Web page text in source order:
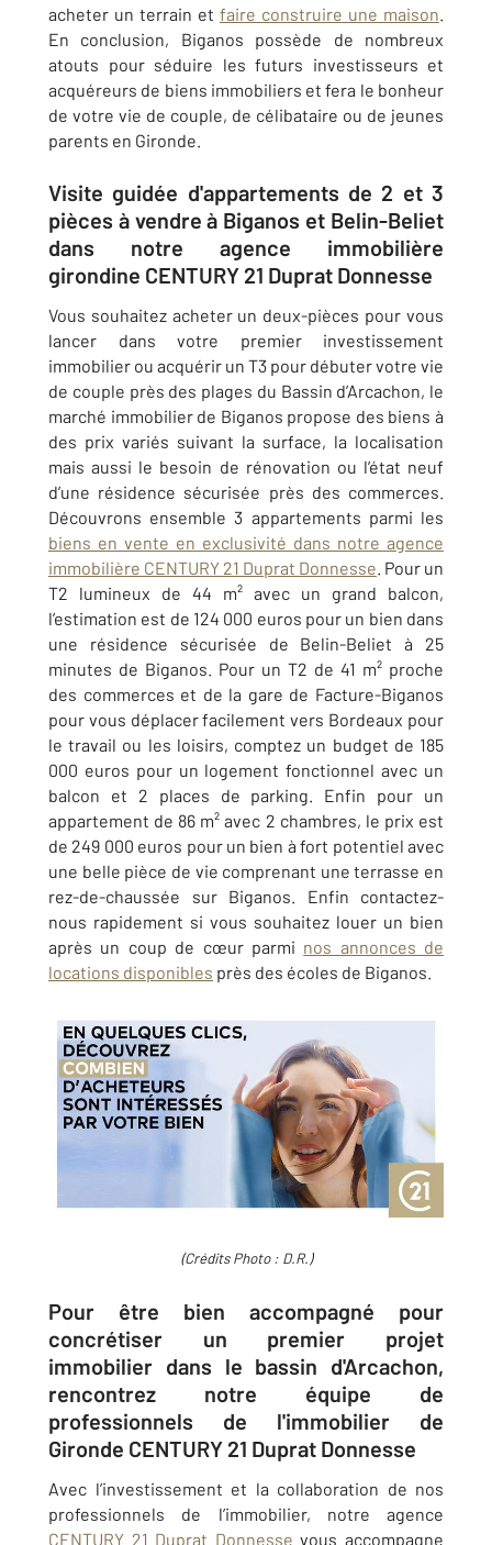
acheter un terrain et faire construire une maison.
En conclusion, Biganos possède de nombreux
atouts pour séduire les futurs investisseurs et
acquéreurs de biens immobiliers et fera le bonheur
de votre vie de couple, de célibataire ou de jeunes
parents en Gironde.
Visite guidée d'appartements de 2 et 3
pièces à vendre à Biganos et Belin-Beliet
dans notre agence immobilière
girondine CENTURY 21 Duprat Donnesse
Vous souhaitez acheter un deux-pièces pour vous
lancer dans votre premier investissement
immobilier ou acquérir un T3 pour débuter votre vie
de couple près des plages du Bassin d’Arcachon, le
marché immobilier de Biganos propose des biens à
des prix variés suivant la surface, la localisation
mais aussi le besoin de rénovation ou l’état neuf
d’une résidence sécurisée près des commerces.
Découvrons ensemble 3 appartements parmi les
biens en vente en exclusivité dans notre agence
immobilière CENTURY 21 Duprat Donnesse. Pour un
T2 lumineux de 44 m² avec un grand balcon,
l’estimation est de 124 000 euros pour un bien dans
une résidence sécurisée de Belin-Beliet à 25
minutes de Biganos. Pour un T2 de 41 m² proche
des commerces et de la gare de Facture-Biganos
pour vous déplacer facilement vers Bordeaux pour
le travail ou les loisirs, comptez un budget de 185
000 euros pour un logement fonctionnel avec un
balcon et 2 places de parking. Enfin pour un
appartement de 86 m² avec 2 chambres, le prix est
de 249 000 euros pour un bien à fort potentiel avec
une belle pièce de vie comprenant une terrasse en
rez-de-chaussée sur Biganos. Enfin contactez-
nous rapidement si vous souhaitez louer un bien
après un coup de cœur parmi nos annonces de
locations disponibles près des écoles de Biganos.
(Crédits Photo : D.R.)
Pour être bien accompagné pour
concrétiser un premier projet
immobilier dans le bassin d'Arcachon,
rencontrez notre équipe de
professionnels de l'immobilier de
Gironde CENTURY 21 Duprat Donnesse
Avec l’investissement et la collaboration de nos
professionnels de l’immobilier, notre agence
CENTURY 21 Duprat Donnesse vous accompagne